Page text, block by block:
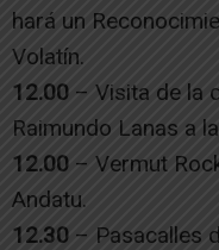
hará un
Volatín.
12.00 – Visita de la
Raimundo Lanas a
12.00 – Vermut
Andatu.
12.30 – Pasacalles